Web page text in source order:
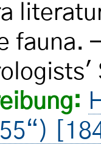
fauna.